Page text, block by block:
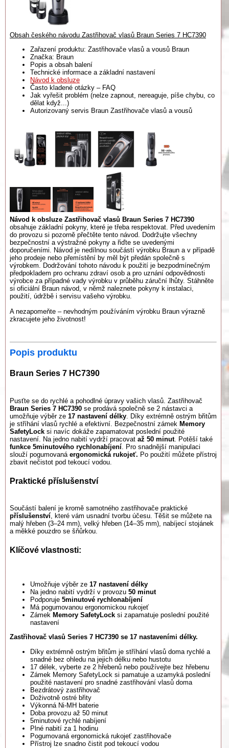
Obsah českého návodu Zastřihovač vlasů Braun Series 7 HC7390
Zařazení produktu: Zastřihovače vlasů a vousů Braun
Značka: Braun
Popis a obsah balení
Technické informace a základní nastavení
Návod k obsluze
Často kladené otázky – FAQ
Jak vyřešit problém (nelze zapnout, nereaguje, píše chybu, co
dělat když...)
Autorizovaný servis Braun Zastřihovače vlasů a vousů
Návod k obsluze Zastřihovač vlasů Braun Series 7 HC7390
obsahuje základní pokyny, které je třeba respektovat. Před uvedením
do provozu si pozorně přečtěte tento návod. Dodržujte všechny
bezpečnostní a výstražné pokyny a řiďte se uvedenými
doporučeními. Návod je nedílnou součástí výrobku Braun a v případě
jeho prodeje nebo přemístění by měl být předán společně s
výrobkem. Dodržování tohoto návodu k použití je bezpodmínečným
předpokladem pro ochranu zdraví osob a pro uznání odpovědnosti
výrobce za případné vady výrobku v průběhu záruční lhůty. Stáhněte
si oficiální Braun návod, v němž naleznete pokyny k instalaci,
použití, údržbě i servisu vašeho výrobku.
A nezapomeňte – nevhodným používáním výrobku Braun výrazně
zkracujete jeho životnost!
Popis produktu
Braun Series 7 HC7390
Pusťte se do rychlé a pohodlné úpravy vašich vlasů. Zastřihovač
Braun Series 7 HC7390 se prodává společně se 2 nástavci a
umožňuje výběr ze 17 nastavení délky . Díky extrémně ostrým břitům
je stříhání vlasů rychlé a efektivní. Bezpečnostní zámek Memory
SafetyLock si navíc dokáže zapamatovat poslední použité
nastavení. Na jedno nabití vydrží pracovat až 50 minut. Potěší také
funkce 5minutového rychlonabíjení . Pro snadnější manipulaci
slouží pogumovaná ergonomická rukojeť. Po použití můžete přístroj
zbavit nečistot pod tekoucí vodou.
Praktické příslušenství
Součástí balení je kromě samotného zastřihovače praktické
příslušenství, které vám usnadní tvorbu účesu. Těšit se můžete na
malý hřeben (3–24 mm), velký hřeben (14–35 mm), nabíjecí stojánek
a měkké pouzdro se šňůrkou.
Klíčové vlastnosti:
Umožňuje výběr ze 17 nastavení délky
Na jedno nabití vydrží v provozu 50 minut
Podporuje 5minutové rychlonabíjení
Má pogumovanou ergonomickou rukojeť
Zámek Memory SafetyLock si zapamatuje poslední použité
nastavení
Zastřihovač vlasů Series 7 HC7390 se 17 nastaveními délky.
Díky extrémně ostrým břitům je stříhání vlasů doma rychlé a
snadné bez ohledu na jejich délku nebo hustotu
17 délek, vyberte ze 2 hřebenů nebo používejte bez hřebenu
Zámek Memory SafetyLock si pamatuje a uzamyká poslední
použité nastavení pro snadné zastřihování vlasů doma
Bezdrátový zastřihovač
Doživotně ostré břity
Výkonná Ni-MH baterie
Doba provozu až 50 minut
5minutové rychlé nabíjení
Plné nabití za 1 hodinu
Pogumovaná ergonomická rukojeť zastřihovače
Přístroj lze snadno čistit pod tekoucí vodou